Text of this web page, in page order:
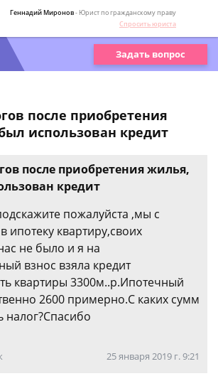
Геннадий Миронов- Юрист по гражданскому праву
Спросить юриста
Задать вопрос
после приобретения
использован кредит
после приобретения жилья,
кредит
пожалуйста ,мы с
ипотеку квартиру,своих
не было и я на
взнос взяла кредит
квартиры 3300м..р.Ипотечный
2600 примерно.С каких сумм
налог?Спасибо
25 января 2019 г. 9:21